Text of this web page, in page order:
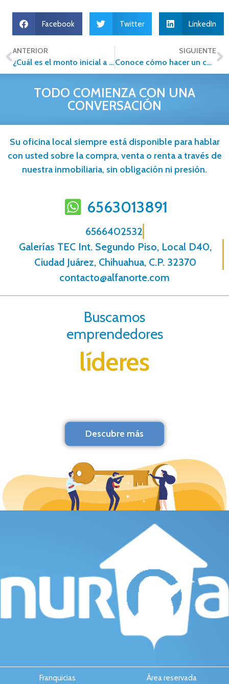
Facebook Twitter LinkedIn
ANTERIOR
¿Cuál es el monto inicial a pagar para adquirir una casa?
SIGUIENTE
Conoce cómo hacer un contrato de compraventa
TODO COMIENZA CON UNA
CONVERSACIÓN
Su oficina local siempre está disponible para hablar
con usted sobre la compra, venta o renta a través de
nuestra inmobiliaria, sin obligación ni presión.
6563013891
6566402532
Galerías TEC Int. Segundo Piso, Local D40,
Ciudad Juárez, Chihuahua, C.P. 32370
contacto@alfanorte.com
Buscamos
emprendedores
líderes
Descubre más
Franquicias Área reservada